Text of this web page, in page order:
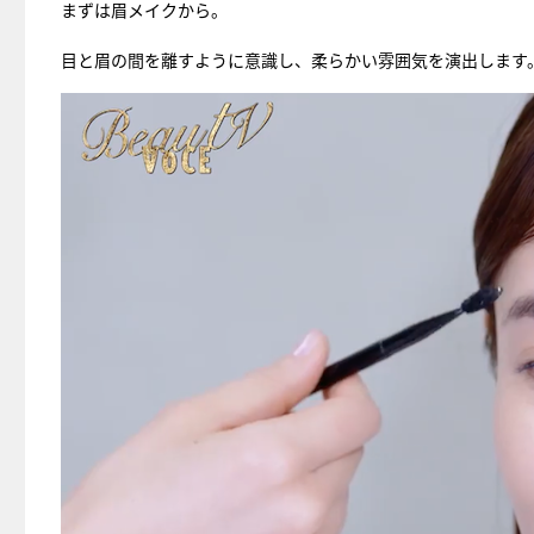
まずは眉メイクから。
目と眉の間を離すように意識し、柔らかい雰囲気を演出します